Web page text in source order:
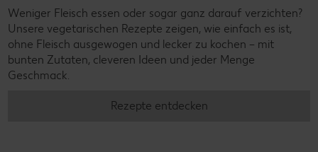
Weniger Fleisch essen oder sogar ganz darauf verzichten?
Unsere vegetarischen Rezepte zeigen, wie einfach es ist,
ohne Fleisch ausgewogen und lecker zu kochen – mit
bunten Zutaten, cleveren Ideen und jeder Menge
Geschmack.
Rezepte entdecken